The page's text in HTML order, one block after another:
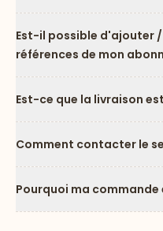
Est-il possible d'ajouter
références de mon
Est-ce que la livraison
Comment contacter le
Pourquoi ma commande